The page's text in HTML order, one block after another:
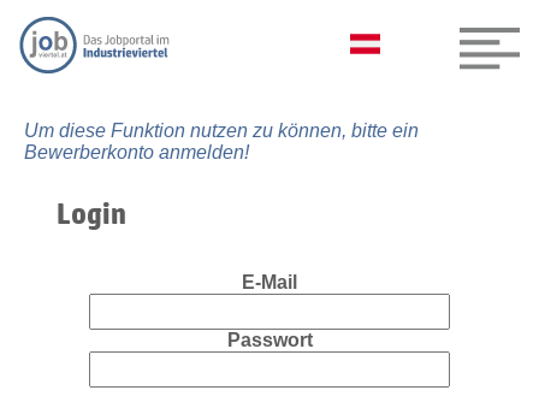
Um diese Funktion nutzen zu können, bitte ein
Bewerberkonto anmelden!
Login
E-Mail
Passwort